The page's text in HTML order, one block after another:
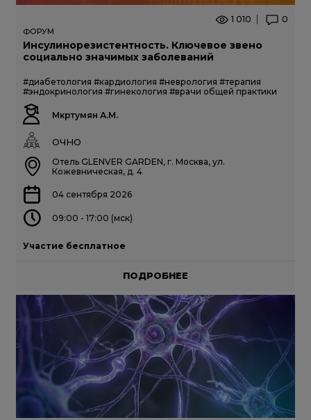
1 010 0
ФОРУМ
Инсулинорезистентность. Ключевое звено
социально значимых заболеваний
#диабетология #кардиология #неврология #терапия
#эндокринология #гинекология #врачи общей практики
Мкртумян А.М.
ОЧНО
Отель GLENVER GARDEN, г. Москва, ул.
Кожевническая, д. 4
04 сентября 2026
09:00 - 17:00 (мск)
Участие бесплатное
ПОДРОБНЕЕ